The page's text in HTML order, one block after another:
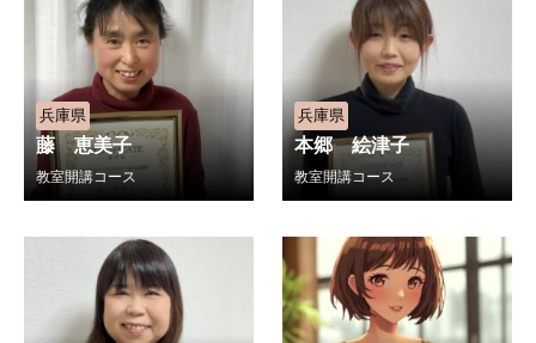
兵庫県
藤 恵美子
教室開講コース
兵庫県
本郷 絵津子
教室開講コース